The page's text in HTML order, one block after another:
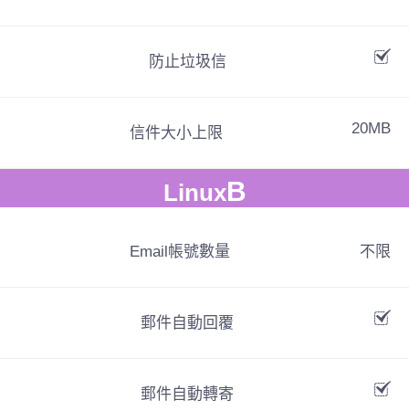
防止垃圾信
信件大小上限 20MB
LinuxB
Email帳號數量 不限
郵件自動回覆
郵件自動轉寄